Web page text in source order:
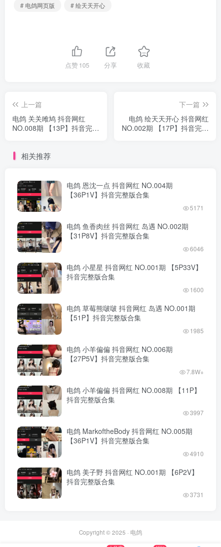
# 电鸽网页版
# 绘天天开心
点赞105 分享 收藏
上一篇
电鸽 关关雎鸠 抖音网红
NO.008期 【13P】抖音完整
下一篇
电鸽 绘天天开心 抖音网红
NO.002期 【17P】抖音完整
相关推荐
电鸽 恩沈一点 抖音网红 NO.004期
【36P1V】抖音完整版合集
5171
电鸽 鱼香肉丝 抖音网红 岛遇 NO.002期
【31P8V】抖音完整版合集
6046
电鸽 小星星 抖音网红 NO.001期 【5P33V】
抖音完整版合集
1600
电鸽 草莓熊啵啵 抖音网红 岛遇 NO.001期
【51P】抖音完整版合集
1985
电鸽 小羊偏偏 抖音网红 NO.006期
【27P5V】抖音完整版合集
7.8W+
电鸽 小羊偏偏 抖音网红 NO.008期 【11P】
抖音完整版合集
3997
电鸽 MarkoftheBody 抖音网红 NO.005期
【36P1V】抖音完整版合集
4910
电鸽 美子野 抖音网红 NO.001期 【6P2V】
抖音完整版合集
3731
Copyright © 2025 · 电鸽